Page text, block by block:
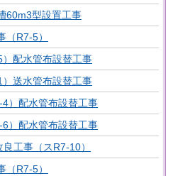
60m3型設置工事
（R7-5）
）配水管布設替工事
）送水管布設替工事
4）配水管布設替工事
6）配水管布設替工事
工事（スR7-10）
（R7-5）